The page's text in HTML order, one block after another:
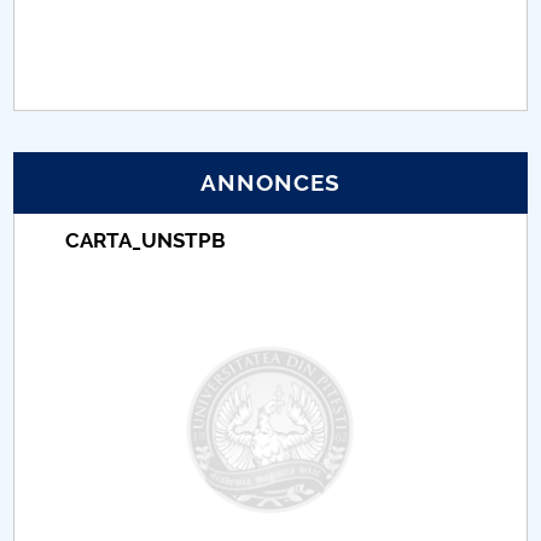
Proiect (PRIM STUD)
Comisie de etica unversitară
ANNONCES
CARTA_UNSTPB